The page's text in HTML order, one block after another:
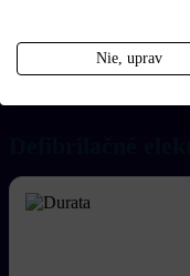
Nie, uprav